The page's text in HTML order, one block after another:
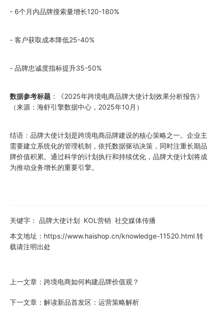
- 6个月内品牌搜索量增长120-180%
- 客户获取成本降低25-40%
- 品牌忠诚度指标提升35-50%
数据参考标题 ：《2025年跨境电商品牌大使计划效果分析报告》
（来源：海虾引擎数据中心，2025年10月）
结语：品牌大使计划是跨境电商品牌建设的核心策略之一。企业主
需要建立系统化的管理机制，依托数据驱动决策，同时注重长期品
牌价值积累。通过科学的计划执行和持续优化，品牌大使计划将成
为推动业务增长的重要引擎。
关键字： 品牌大使计划 KOL营销 社交媒体传播
本文地址： https://www.haishop.cn/knowledge-11520.html 转
载请注明出处
上一文章： 跨境电商如何构建品牌价值观？
下一文章： 解读新品首发区：运营策略解析